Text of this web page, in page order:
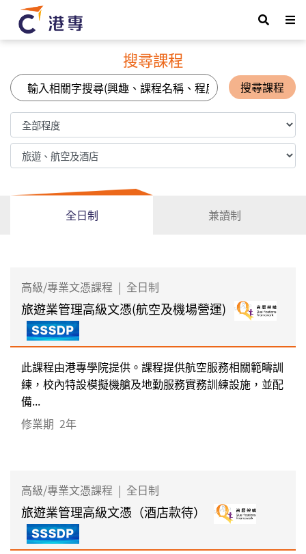
搜尋課程
搜尋課程
全日制 兼讀制
高級/專業文憑課程 | 全日制
旅遊業管理高級文憑(航空及機場營運)
此課程由港專學院提供。課程提供航空服務相關範疇訓
練，校內特設模擬機艙及地勤服務實務訓練設施，並配
備...
修業期 2年
高級/專業文憑課程 | 全日制
旅遊業管理高級文憑（酒店款待）